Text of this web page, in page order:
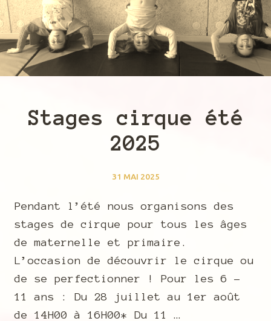
Stages cirque été
2025
31 MAI 2025
Pendant l’été nous organisons des
stages de cirque pour tous les âges
de maternelle et primaire.
L’occasion de découvrir le cirque ou
de se perfectionner ! Pour les 6 –
11 ans : Du 28 juillet au 1er août
de 14H00 à 16H00* Du 11 …